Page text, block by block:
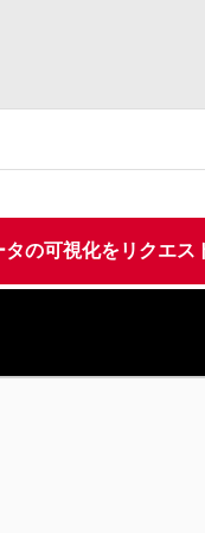
タの可視化をリクエス